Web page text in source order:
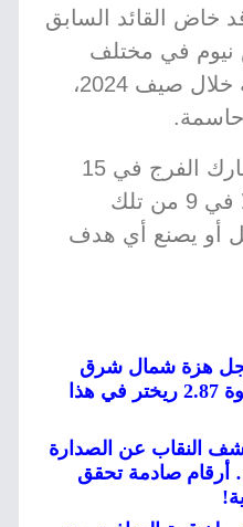
خاض القائد السابق
بقميص نيوم في مختلف
المسابقات منذ انضمامه خلال صيف 2024،
في الموسم الماضي، شارك الفرج في 15
مباراة، وكان دخوله بديلًا في 9 من تلك
أو يصنع أي هدف
هزة شمال شرق
جازان... هل شعرتم بها؟ قوة 2.87 ريختر في هذا
النقاب عن الصدارة
أرقام صادمة تحقق